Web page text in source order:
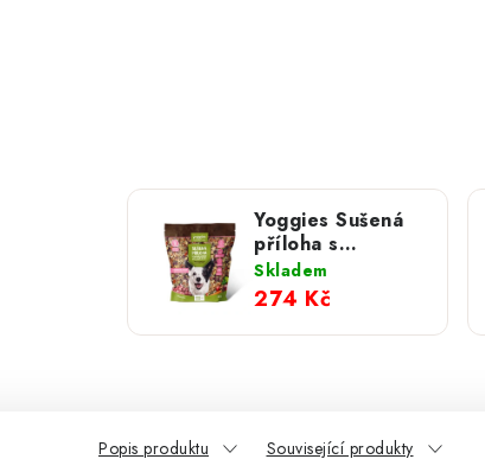
Yoggies Sušená
příloha s
pohankovými
vločkami k syrové
potravě B.A.R.F.
750 g
Skladem
274 Kč
Popis produktu Související produkty